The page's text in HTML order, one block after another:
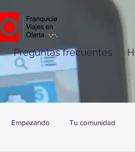
Preguntas frecuentes
Empezando Tu comunidad